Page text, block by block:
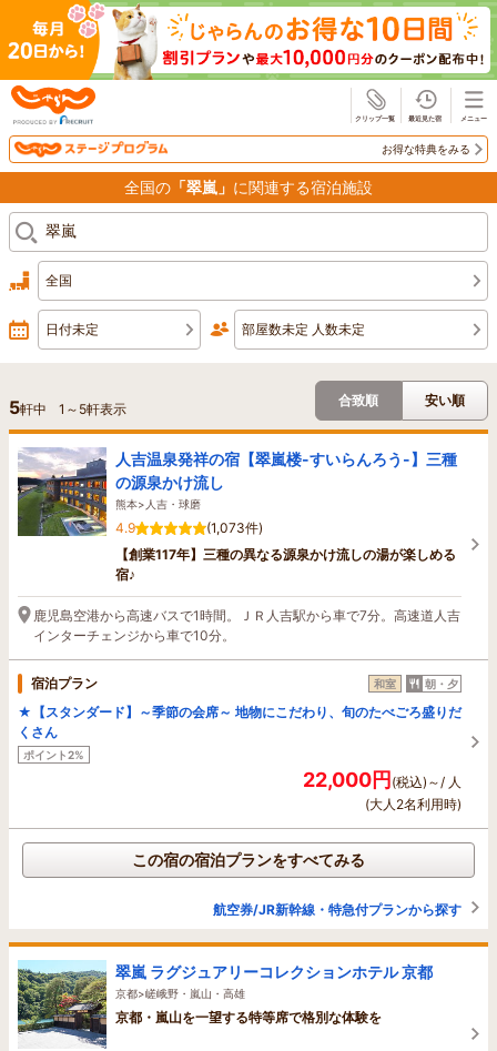
お得な特典をみる
全国の 「翠嵐」 に関連する宿泊施設
全国
日付未定 部屋数未定 人数未定
5軒中 1 ～ 5軒表示
合致順 安い順
人吉温泉発祥の宿【翠嵐楼-すいらんろう-】三種
の源泉かけ流し
熊本>人吉・球磨
4.9
(1,073件)
【創業117年】三種の異なる源泉かけ流しの湯が楽しめる
宿♪
鹿児島空港から高速バスで1時間。ＪＲ人吉駅から車で7分。高速道人吉
インターチェンジから車で10分。
宿泊プラン 和室 朝・夕
★【スタンダード】～季節の会席～ 地物にこだわり、旬のたべごろ盛りだ
くさん
ポイント2%
22,000円(税込)～/ 人
(大人2名利用時)
この宿の宿泊プランをすべてみる
航空券/JR新幹線・特急付プランから探す
翠嵐 ラグジュアリーコレクションホテル 京都
京都>嵯峨野・嵐山・高雄
京都・嵐山を一望する特等席で格別な体験を